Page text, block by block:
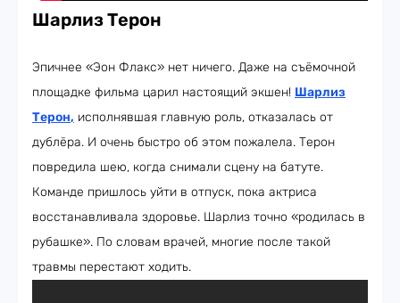
Шарлиз Терон
Эпичнее «Эон Флакс» нет ничего. Даже на съёмочной
площадке фильма царил настоящий экшен! Шарлиз
Терон, исполнявшая главную роль, отказалась от
дублёра. И очень быстро об этом пожалела. Терон
повредила шею, когда снимали сцену на батуте.
Команде пришлось уйти в отпуск, пока актриса
восстанавливала здоровье. Шарлиз точно «родилась в
рубашке». По словам врачей, многие после такой
травмы перестают ходить.